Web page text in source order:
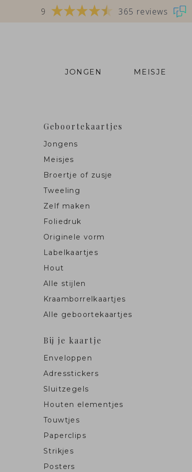
9 365 reviews
JONGEN MEISJE
Geboortekaartjes
Jongens
Meisjes
Broertje of zusje
Tweeling
Zelf maken
Foliedruk
Originele vorm
Labelkaartjes
Hout
Alle stijlen
Kraamborrelkaartjes
Alle geboortekaartjes
Bij je kaartje
Enveloppen
Adresstickers
Sluitzegels
Houten elementjes
Touwtjes
Paperclips
Strikjes
Posters